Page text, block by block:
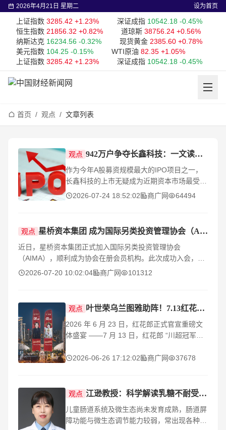
2026年4月21日 星期二 设为首页
上证指数 3285.42 +1.23% 深证成指 10542.18 -0.45%
恒生指数 21856.32 +0.82% 道琼斯 38756.24 +0.56%
纳斯达克 16234.56 -0.32% 现货黄金 2385.60 +0.78%
美元指数 104.25 -0.15% WTI原油 82.35 +1.05%
上证指数 3285.42 +1.23% 深证成指 10542.18 -0.45%
首页 / 观点 / 文章列表
观点 942万户争夺长鑫科技：一文读懂这波科技热潮
作为今年A股募资规模最大的IPO项目之一，
长鑫科技的上市无疑成为近期资本市场最受关
注的话题之一。数据显示，本次网上申购吸引
2026-07-24 18:52:02 商广网 64494
观点 星桥资本集团 成为国际另类投资管理协会（AIMA）会员
近日，星桥资本集团正式加入国际另类投资管理协会
（AIMA），顺利成为协会在册会员机构。此次成功入会，是
星桥资本集团在国际化合规建设、全球化投研体系、跨境资
2026-07-20 10:02:04 商广网 101312
观点 叶世荣乌兰图雅助阵！7.13红花郎“川超冠军之夜” 闪耀双子塔
2026 年 6 月 23 日，红花郎正式官宣重磅文
体盛宴 ——7 月 13 日，红花郎 “川超冠军之
手叶世荣、国民歌者乌兰图雅倾力登台，以音
2026-06-26 17:12:02 商广网 37678
观点 江逊教授：科学解读乳糖不耐受，护航婴幼儿消化健康
儿童肠道系统及微生态尚未发育成熟，肠道屏
障功能与微生态调节能力较弱，常出现各种肠